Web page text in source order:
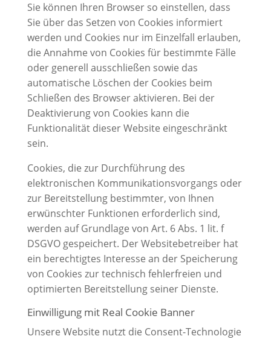
Sie können Ihren Browser so einstellen, dass
Sie über das Setzen von Cookies informiert
werden und Cookies nur im Einzelfall erlauben,
die Annahme von Cookies für bestimmte Fälle
oder generell ausschließen sowie das
automatische Löschen der Cookies beim
Schließen des Browser aktivieren. Bei der
Deaktivierung von Cookies kann die
Funktionalität dieser Website eingeschränkt
sein.
Cookies, die zur Durchführung des
elektronischen Kommunikationsvorgangs oder
zur Bereitstellung bestimmter, von Ihnen
erwünschter Funktionen erforderlich sind,
werden auf Grundlage von Art. 6 Abs. 1 lit. f
DSGVO gespeichert. Der Websitebetreiber hat
ein berechtigtes Interesse an der Speicherung
von Cookies zur technisch fehlerfreien und
optimierten Bereitstellung seiner Dienste.
Einwilligung mit Real Cookie Banner
Unsere Website nutzt die Consent-Technologie